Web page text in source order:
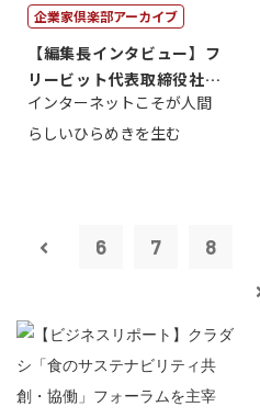
企業家倶楽部アーカイブ
【編集長インタビュー】フ
リービット代表取締役社長
ＣＥＯ 石田...
インターネットこそが人間
らしいひらめきを生む
6 7 8